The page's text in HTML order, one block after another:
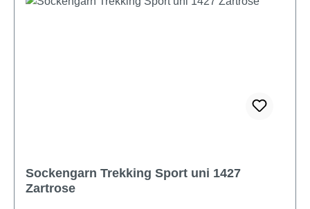
Sockengarn Trekking Sport uni 1427
Zartrose